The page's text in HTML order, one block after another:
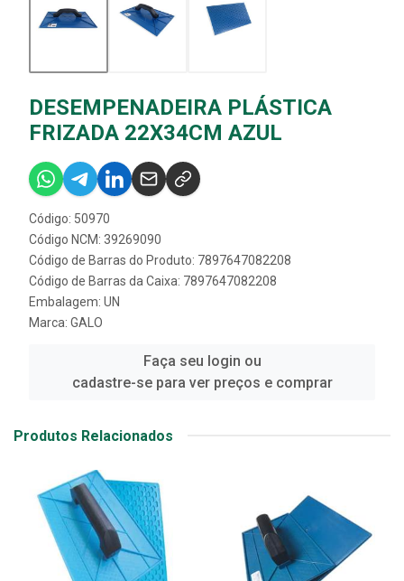
DESEMPENADEIRA PLÁSTICA
FRIZADA 22X34CM AZUL
Código: 50970
Código NCM: 39269090
Código de Barras do Produto: 7897647082208
Código de Barras da Caixa: 7897647082208
Embalagem: UN
Marca: GALO
Faça seu login ou
cadastre-se para ver preços e comprar
Produtos Relacionados